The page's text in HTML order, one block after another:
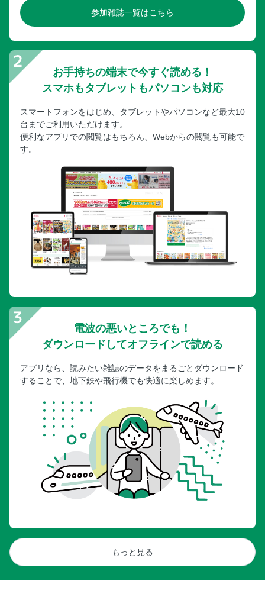
参加雑誌一覧はこちら
お手持ちの端末で今すぐ読める！
スマホもタブレットもパソコンも対応
スマートフォンをはじめ、タブレットやパソコンなど最大10
台までご利用いただけます。
便利なアプリでの閲覧はもちろん、Webからの閲覧も可能で
す。
電波の悪いところでも！
ダウンロードしてオフラインで読める
アプリなら、読みたい雑誌のデータをまるごとダウンロード
することで、地下鉄や飛行機でも快適に楽しめます。
もっと見る